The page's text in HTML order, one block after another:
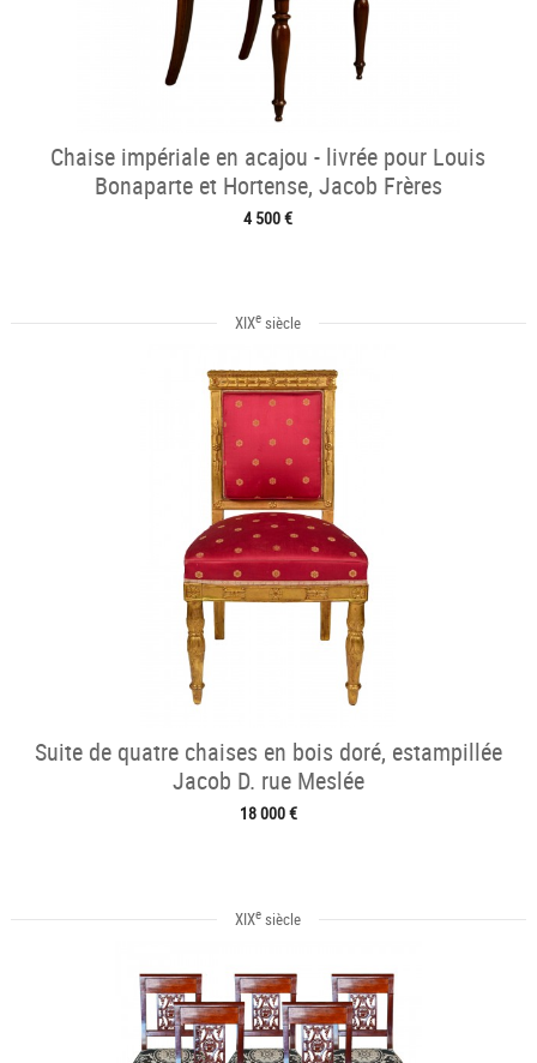
Chaise impériale en acajou - livrée pour Louis
Bonaparte et Hortense, Jacob Frères
4 500 €
XIXe siècle
Suite de quatre chaises en bois doré, estampillée
Jacob D. rue Meslée
18 000 €
XIXe siècle